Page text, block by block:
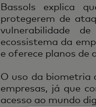
Bassols explica
protegerem de
vulnerabilidade
ecossistema da
e oferece planos de
O uso da biometria
empresas, já que
acesso ao mundo